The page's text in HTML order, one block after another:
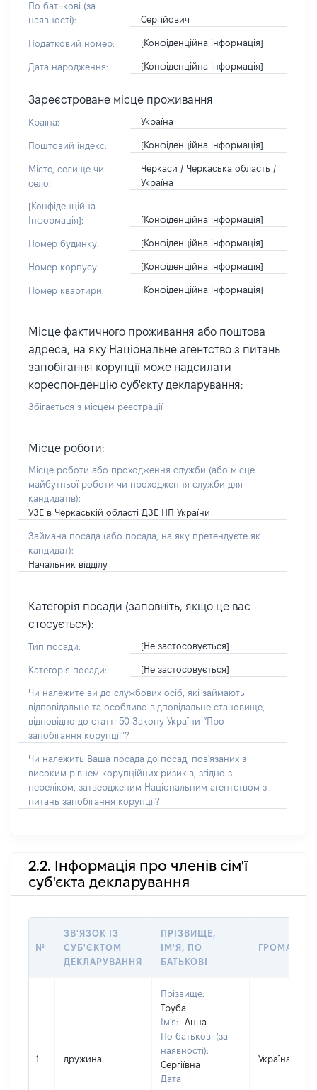
По батькові (за
наявності):
Сергійович
Податковий номер: [Конфіденційна інформація]
Дата народження: [Конфіденційна інформація]
Зареєстроване місце проживання
Країна: Україна
Поштовий індекс: [Конфіденційна інформація]
Місто, селище чи
село:
Черкаси / Черкаська область /
Україна
[Конфіденційна
Інформація]:
[Конфіденційна інформація]
Номер будинку: [Конфіденційна інформація]
Номер корпусу: [Конфіденційна інформація]
Номер квартири: [Конфіденційна інформація]
Місце фактичного проживання або поштова
адреса, на яку Національне агентство з питань
запобігання корупції може надсилати
кореспонденцію суб'єкту декларування:
Збігається з місцем реєстрації
Місце роботи:
Місце роботи або проходження служби (або місце
майбутньої роботи чи проходження служби для
кандидатів):
УЗЕ в Черкаській області ДЗЕ НП України
Займана посада (або посада, на яку претендуєте як
кандидат):
Начальник відділу
Категорія посади (заповніть, якщо це вас
стосується):
Тип посади: [Не застосовується]
Категорія посади: [Не застосовується]
Чи належите ви до службових осіб, які займають
відповідальне та особливо відповідальне становище,
відповідно до статті 50 Закону України “Про
запобігання корупції”?
Чи належить Ваша посада до посад, пов'язаних з
високим рівнем корупційних ризиків, згідно з
переліком, затвердженим Національним агентством з
питань запобігання корупції?
2.2. Інформація про членів сім'ї
суб'єкта декларування
№
ЗВ'ЯЗОК ІЗ
СУБ'ЄКТОМ
ДЕКЛАРУВАННЯ
ПРІЗВИЩЕ,
ІМ'Я, ПО
БАТЬКОВІ
1 дружина
Прізвище:
Труба
Ім'я:
Анна
По батькові (за
наявності):
Сергіївна
Дата
Україна